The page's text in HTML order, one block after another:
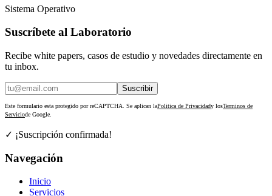
Sistema Operativo
Suscríbete al Laboratorio
Recibe white papers, casos de estudio y novedades directamente en
tu inbox.
Suscribir
Este formulario esta protegido por reCAPTCHA. Se aplican laPolitica de Privacidady losTerminos de
Serviciode Google.
✓ ¡Suscripción confirmada!
Navegación
Inicio
Servicios